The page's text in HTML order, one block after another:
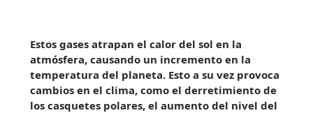
Estos gases atrapan el calor del sol en la
atmósfera, causando un incremento en la
temperatura del planeta. Esto a su vez provoca
cambios en el clima, como el derretimiento de
los casquetes polares, el aumento del nivel del